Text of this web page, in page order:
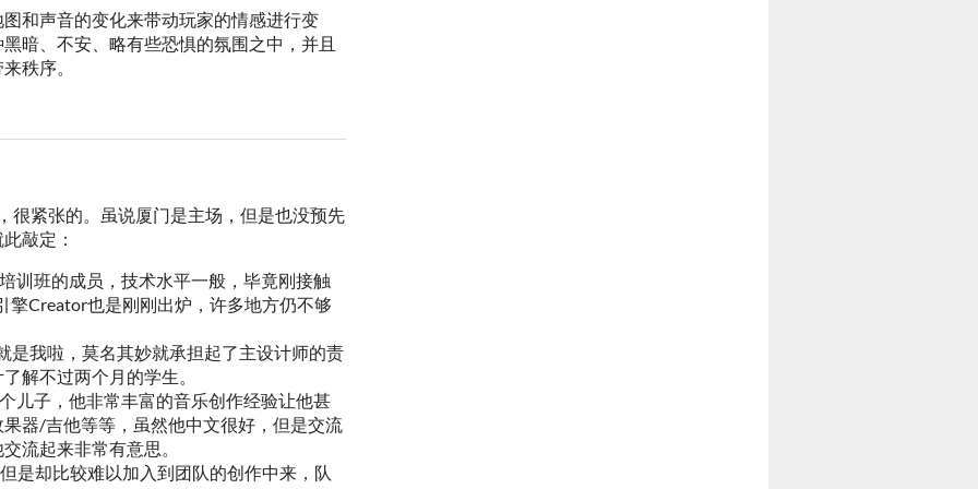
和声音的变化来带动玩家的情感进行变
暗、不安、略有些恐惧的氛围之中，并且
秩序。
很紧张的。虽说厦门是主场，但是也没预先
敲定：
训班的成员，技术水平一般，毕竟刚接触
擎Creator也是刚刚出炉，许多地方仍不够
是我啦，莫名其妙就承担起了主设计师的责
解不过两个月的学生。
儿子，他非常丰富的音乐创作经验让他甚
器/吉他等等，虽然他中文很好，但是交流
流起来非常有意思。
是却比较难以加入到团队的创作中来，队